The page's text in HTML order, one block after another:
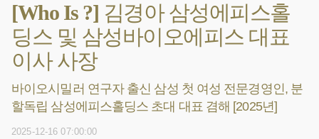
[Who Is ?] 김경아 삼성에피스홀
딩스 및 삼성바이오에피스 대표
이사 사장
바이오시밀러 연구자 출신 삼성 첫 여성 전문경영인, 분
할독립 삼성에피스홀딩스 초대 대표 겸해 [2025년]
2025-12-16 07:00:00